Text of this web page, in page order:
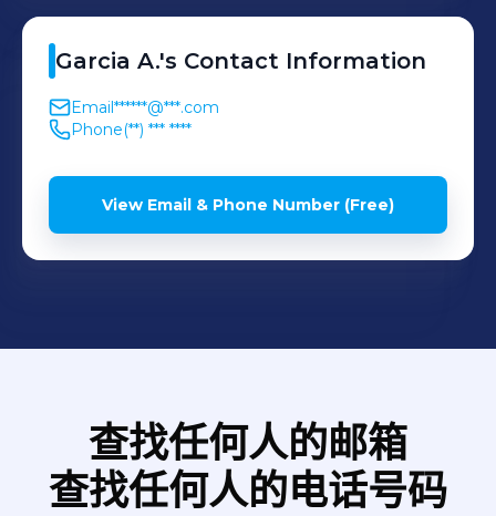
Garcia A.'s Contact Information
Email******@***.com
Phone(**) *** ****
View Email & Phone Number (Free)
查找任何人的邮箱
查找任何人的电话号码